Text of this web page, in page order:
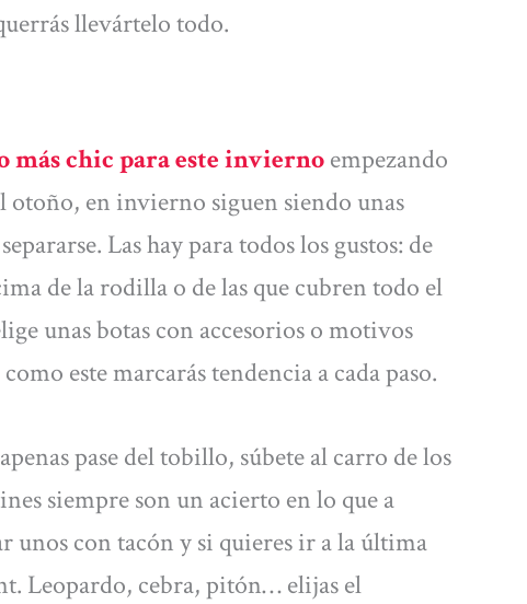
llevártelo todo.
más chic para este inviernoempezando
otoño, en invierno siguen siendo unas
Las hay para todos los gustos: de
de la rodilla o de las que cubren todo el
unas botas con accesorios o motivos
este marcarás tendencia a cada paso.
pase del tobillo, súbete al carro de los
siempre son un acierto en lo que a
unos con tacón y si quieres ir a la última
Leopardo, cebra, pitón… elijas el